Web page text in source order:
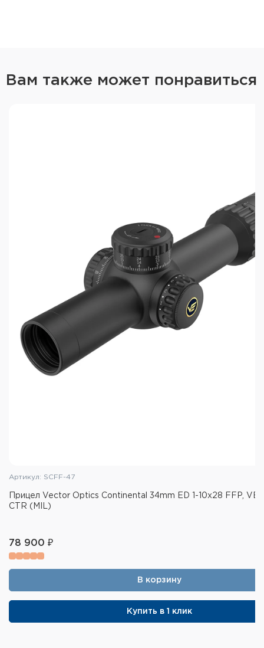
Вам также может понравиться
Артикул: SCFF-47
Прицел Vector Optics Continental 34mm ED 1-10x28 FFP,
CTR (MIL)
78 900 ₽
В корзину
Купить в 1 клик